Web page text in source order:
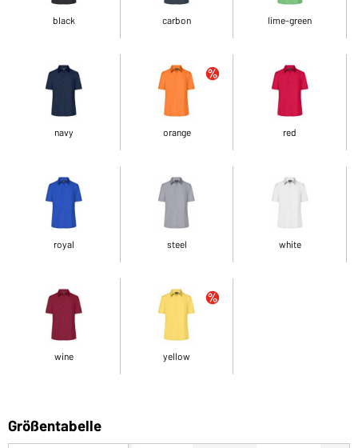
black carbon lime-green
navy orange red
royal steel white
wine yellow
Größentabelle